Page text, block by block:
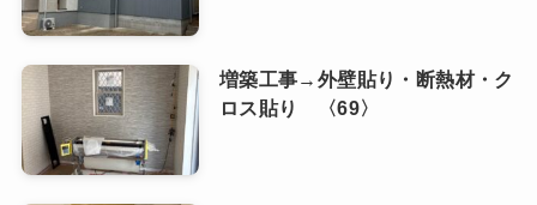
増築工事→外壁貼り・断熱材・ク
ロス貼り 〈69〉